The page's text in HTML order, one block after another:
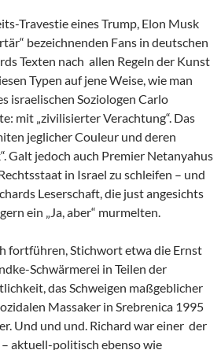
Travestie eines Trump, Elon Musk
bezeichnenden Fans in deutschen
Texten nach allen Regeln der Kunst
Typen auf jene Weise, wie man
israelischen Soziologen Carlo
mit „zivilisierter Verachtung“. Das
jeglicher Couleur und deren
Galt jedoch auch Premier Netanyahus
in Israel zu schleifen – und
Leserschaft, die just angesichts
ein „Ja, aber“ murmelten.
fortführen, Stichwort etwa die Ernst
Schwärmerei in Teilen der
das Schweigen maßgeblicher
Massaker in Srebrenica 1995
Und und und. Richard war einer der
aktuell-politisch ebenso wie